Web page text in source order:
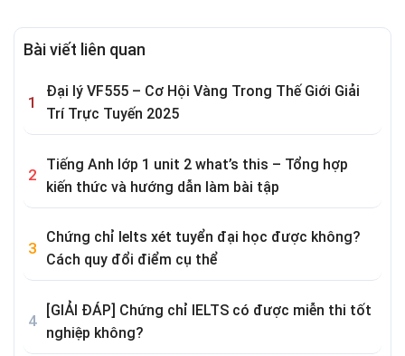
Bài viết liên quan
Đại lý VF555 – Cơ Hội Vàng Trong Thế Giới Giải
Trí Trực Tuyến 2025
Tiếng Anh lớp 1 unit 2 what’s this – Tổng hợp
kiến thức và hướng dẫn làm bài tập
Chứng chỉ Ielts xét tuyển đại học được không?
Cách quy đổi điểm cụ thể
[GIẢI ĐÁP] Chứng chỉ IELTS có được miễn thi tốt
nghiệp không?